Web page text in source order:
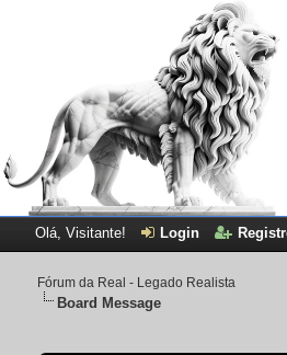
Olá, Visitante! Login
Fórum da Real - Legado Realista
Board Message